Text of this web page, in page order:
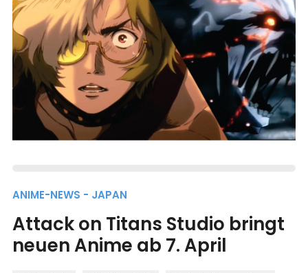
ANIME-NEWS - JAPAN
Attack on Titans Studio bringt
neuen Anime ab 7. April